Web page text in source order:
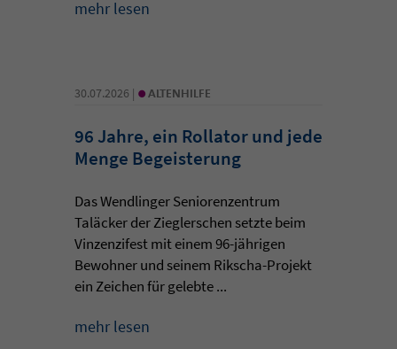
mehr lesen
30.07.2026 | • ALTENHILFE
96 Jahre, ein Rollator und jede
Menge Begeisterung
Das Wendlinger Seniorenzentrum
Taläcker der Zieglerschen setzte beim
Vinzenzifest mit einem 96-jährigen
Bewohner und seinem Rikscha-Projekt
ein Zeichen für gelebte ...
mehr lesen